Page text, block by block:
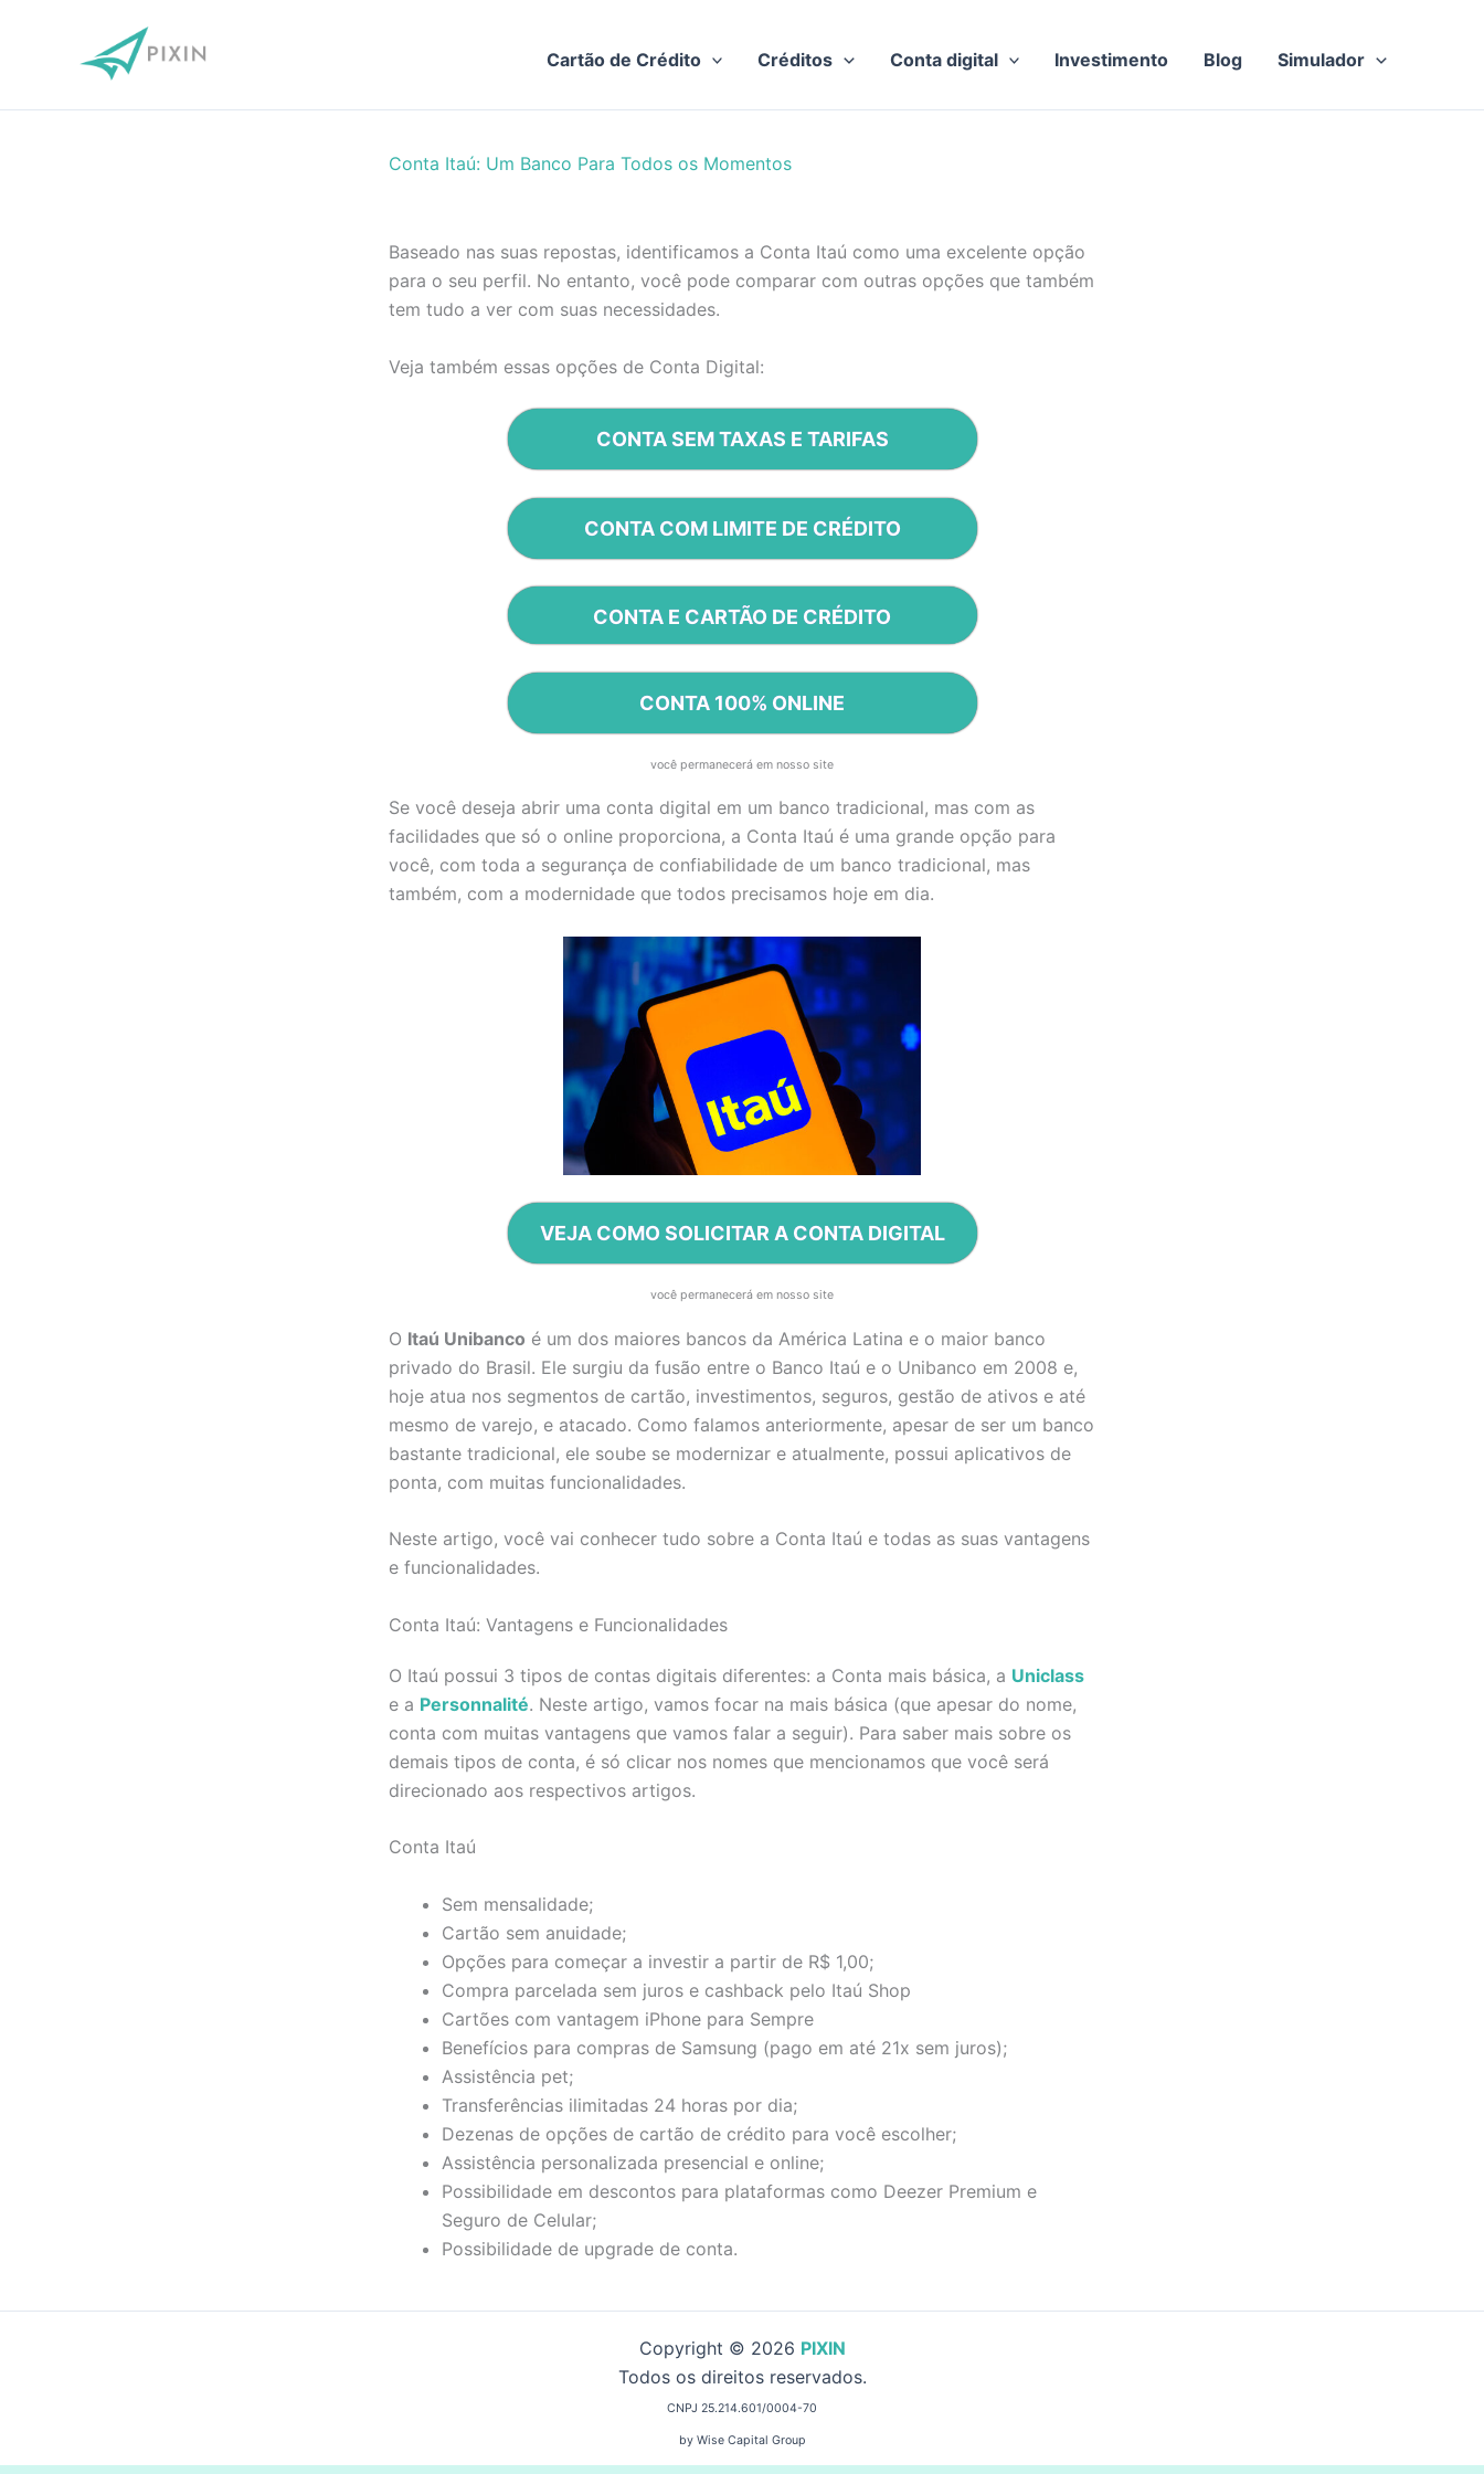
conteúdo
Cartão de Crédito Créditos Conta digital Investimento Blog Simulador
Conta Itaú: Um Banco Para Todos os Momentos
Baseado nas suas repostas, identificamos a Conta Itaú como uma excelente opção
para o seu perfil. No entanto, você pode comparar com outras opções que também
tem tudo a ver com suas necessidades.
Veja também essas opções de Conta Digital:
CONTA SEM TAXAS E TARIFAS
CONTA COM LIMITE DE CRÉDITO
CONTA E CARTÃO DE CRÉDITO
CONTA 100% ONLINE
você permanecerá em nosso site
Se você deseja abrir uma conta digital em um banco tradicional, mas com as
facilidades que só o online proporciona, a Conta Itaú é uma grande opção para
você, com toda a segurança de confiabilidade de um banco tradicional, mas
também, com a modernidade que todos precisamos hoje em dia.
VEJA COMO SOLICITAR A CONTA DIGITAL
você permanecerá em nosso site
O Itaú Unibanco é um dos maiores bancos da América Latina e o maior banco
privado do Brasil. Ele surgiu da fusão entre o Banco Itaú e o Unibanco em 2008 e,
hoje atua nos segmentos de cartão, investimentos, seguros, gestão de ativos e até
mesmo de varejo, e atacado. Como falamos anteriormente, apesar de ser um banco
bastante tradicional, ele soube se modernizar e atualmente, possui aplicativos de
ponta, com muitas funcionalidades.
Neste artigo, você vai conhecer tudo sobre a Conta Itaú e todas as suas vantagens
e funcionalidades.
Conta Itaú: Vantagens e Funcionalidades
O Itaú possui 3 tipos de contas digitais diferentes: a Conta mais básica, a Uniclass
e a Personnalité. Neste artigo, vamos focar na mais básica (que apesar do nome,
conta com muitas vantagens que vamos falar a seguir). Para saber mais sobre os
demais tipos de conta, é só clicar nos nomes que mencionamos que você será
direcionado aos respectivos artigos.
Conta Itaú
Sem mensalidade;
Cartão sem anuidade;
Opções para começar a investir a partir de R$ 1,00;
Compra parcelada sem juros e cashback pelo Itaú Shop
Cartões com vantagem iPhone para Sempre
Benefícios para compras de Samsung (pago em até 21x sem juros);
Assistência pet;
Transferências ilimitadas 24 horas por dia;
Dezenas de opções de cartão de crédito para você escolher;
Assistência personalizada presencial e online;
Possibilidade em descontos para plataformas como Deezer Premium e
Seguro de Celular;
Possibilidade de upgrade de conta.
Copyright © 2026 PIXIN
Todos os direitos reservados.
CNPJ 25.214.601/0004-70
by Wise Capital Group